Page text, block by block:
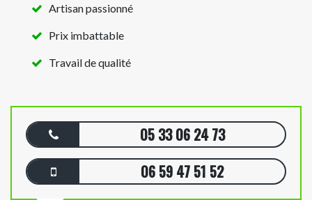
Artisan passionné
Prix imbattable
Travail de qualité
05 33 06 24 73
06 59 47 51 52